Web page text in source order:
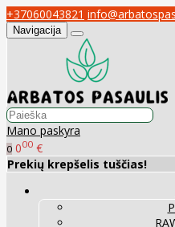
+37060043821
Navigacija
Mano paskyra
0 000 €
Prekių krepšelis tuščias!